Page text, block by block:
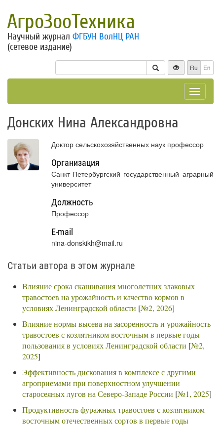
АгроЗооТехника
Научный журнал ФГБУН ВолНЦ РАН
(сетевое издание)
Ru En
Toggle
Донских Нина Александровна
Доктор сельскохозяйственных наук профессор
Организация
Санкт-Петербургский государственный аграрный
университет
Должность
Профессор
E-mail
nina-donskikh@mail.ru
Статьи автора в этом журнале
Влияние срока скашивания многолетних злаковых
травостоев на урожайность и качество кормов в
условиях Ленинградской области [№2, 2026]
Влияние нормы высева на засоренность и урожайность
травостоев с козлятником восточным в первые годы
пользования в условиях Ленинградской области [№2,
2025]
Эффективность дискования в комплексе с другими
агроприемами при поверхностном улучшении
старосеяных лугов на Северо-Западе России [№1, 2025]
Продуктивность фуражных травостоев с козлятником
восточным отечественных сортов в первые годы